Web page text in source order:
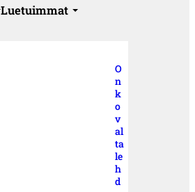
Luetuimmat
O
n
k
o
v
al
ta
le
h
d